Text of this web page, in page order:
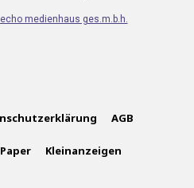
echo medienhaus ges.m.b.h.
AGB
Kleinanzeigen